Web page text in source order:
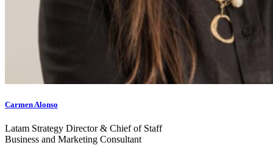
Carmen Alonso
Latam Strategy Director & Chief of Staff
Business and Marketing Consultant